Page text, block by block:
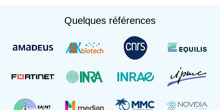
FICHIER
Aucun fichier
Quelques références